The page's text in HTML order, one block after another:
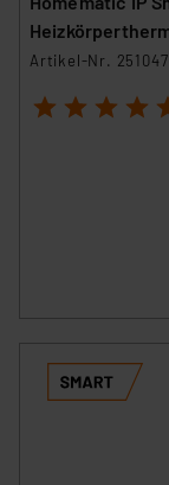
sich auf die
Europäischen
insbesondere
Artikel-Nr. 251047
1 2 3 4 5